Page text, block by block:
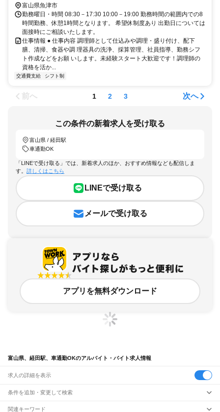
富山県魚津市
勤務曜日・時間 08:30－17:30 10:00－19:00 勤務時間の範囲内での8
時間勤務、休憩1時間となります。 希望休制度あり 出勤日については
面接時にご相談いたします。
仕事情報 ● 仕事内容 調理師として仕込みや調理・盛り付け、配下
膳、清掃、食器や調 理器具の洗浄、採算管理、社員指導、勤務シフ
ト作成などをお願 いします。未経験スタート大歓迎です！調理師の
資格を活か...
交通費支給 シフト制
前へ 1 2 3 次へ
この条件の新着求人を受け取る
富山県 / 経田駅
車通勤OK
「LINEで受け取る」では、新着求人のほか、おすすめ情報なども配信しま
す。 詳しくはこちら
LINEで受け取る
メールで受け取る
アプリを無料ダウンロード
富山県、経田駅、車通勤OKのアルバイト・バイト求人情報
求人の詳細を表示
条件を追加・変更して検索
市区町村を追加・変更
関連キーワード